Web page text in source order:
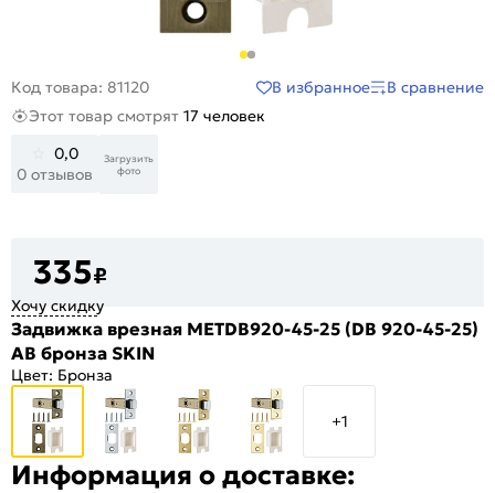
Код товара: 81120 В избранное
В сравнение
Этот товар смотрят 17 человек
0,0
0 отзывов
Загрузить
фото
335₽
Хочу скидку
Задвижка врезная METDB920-45-25 (DB 920-45-25)
AB бронза SKIN
Цвет: Бронза
+1
Информация о доставке: